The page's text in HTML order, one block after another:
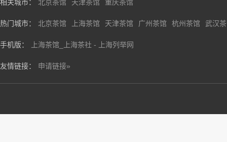
相关城市： 北京茶馆 天津茶馆 重庆茶馆
热门城市： 北京茶馆 上海茶馆 天津茶馆 广州茶馆 杭州茶馆 武汉
手机版： 上海茶馆_上海茶社 - 上海列举网
友情链接： 申请链接»